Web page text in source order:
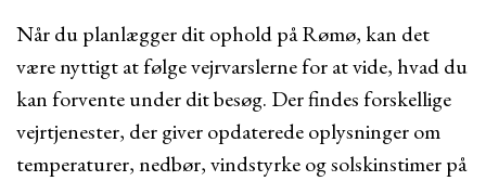
Når du planlægger dit ophold på Rømø, kan det
være nyttigt at følge vejrvarslerne for at vide, hvad du
kan forvente under dit besøg. Der findes forskellige
vejrtjenester, der giver opdaterede oplysninger om
temperaturer, nedbør, vindstyrke og solskinstimer på